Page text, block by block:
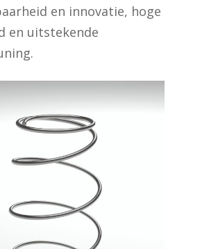
producten in de
winkelwagen.
Go To Shop
en innovatie, hoge
en uitstekende